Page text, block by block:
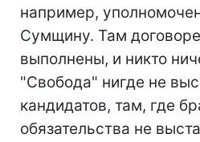
например,
Сумщину. Там
выполнены, и никто
"Свобода" нигде не
кандидатов, там, где
обязательства не